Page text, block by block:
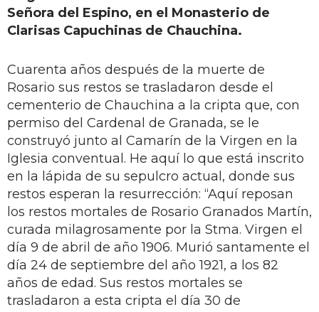
Señora del Espino, en el Monasterio de
Clarisas Capuchinas de Chauchina.
Cuarenta años después de la muerte de
Rosario sus restos se trasladaron desde el
cementerio de Chauchina a la cripta que, con
permiso del Cardenal de Granada, se le
construyó junto al Camarín de la Virgen en la
Iglesia conventual. He aquí lo que está inscrito
en la lápida de su sepulcro actual, donde sus
restos esperan la resurrección: “Aquí reposan
los restos mortales de Rosario Granados Martín,
curada milagrosamente por la Stma. Virgen el
día 9 de abril de año 1906. Murió santamente el
día 24 de septiembre del año 1921, a los 82
años de edad. Sus restos mortales se
trasladaron a esta cripta el día 30 de